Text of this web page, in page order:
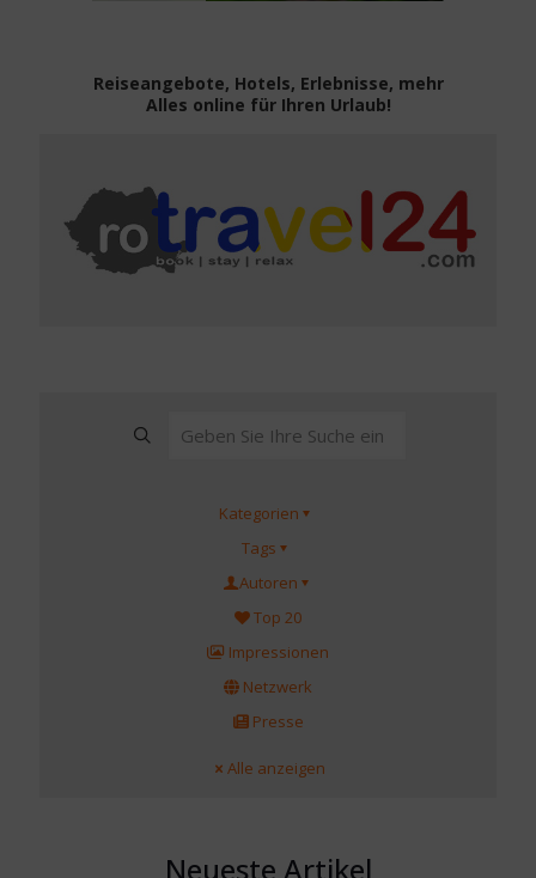
Reiseangebote, Hotels, Erlebnisse, mehr
Alles online für Ihren Urlaub!
Kategorien
Tags
Autoren
Top 20
Impressionen
Netzwerk
Presse
Alle anzeigen
Neueste Artikel